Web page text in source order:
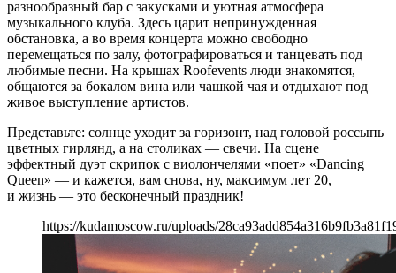
разнообразный бар с закусками и уютная атмосфера
музыкального клуба. Здесь царит непринужденная
обстановка, а во время концерта можно свободно
перемещаться по залу, фотографироваться и танцевать под
любимые песни. На крышах Roofevents люди знакомятся,
общаются за бокалом вина или чашкой чая и отдыхают под
живое выступление артистов.
Представьте: солнце уходит за горизонт, над головой россыпь
цветных гирлянд, а на столиках — свечи. На сцене
эффектный дуэт скрипок с виолончелями «поет» «Dancing
Queen» — и кажется, вам снова, ну, максимум лет 20,
и жизнь — это бесконечный праздник!
https://kudamoscow.ru/uploads/